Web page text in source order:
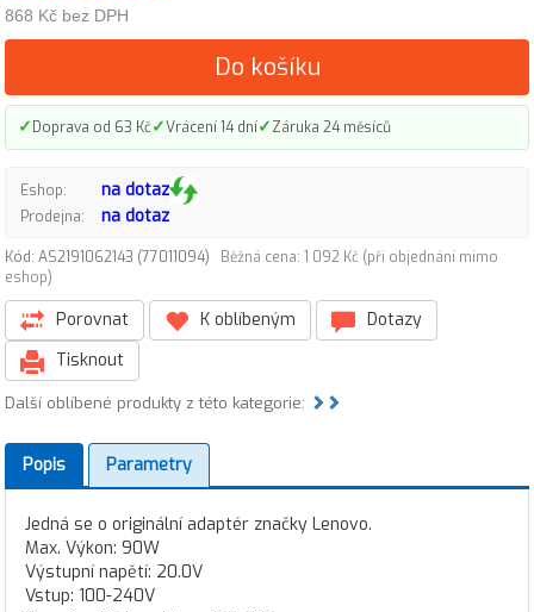
868 Kč bez DPH
Do košíku
✓Doprava od 63 Kč✓Vrácení 14 dní✓Záruka 24 měsíců
Eshop: na dotaz
Prodejna: na dotaz
Kód: AS2191062143 (77011094)
Běžná cena: 1 092 Kč (při objednání mimo
eshop)
Porovnat K oblíbeným
Dotazy
Tisknout
Další oblíbené produkty z této kategorie:
Popis Parametry
Jedná se o originální adaptér značky Lenovo.
Max. Výkon: 90W
Výstupní napětí: 20.0V
Vstup: 100-240V